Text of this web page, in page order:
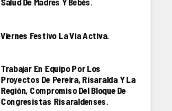
Viernes Festivo La Via Activa.
Trabajar En Equipo Por Los
Proyectos De Pereira, Risaralda Y La
Región, Compromiso Del Bloque De
Congresistas Risaraldenses.